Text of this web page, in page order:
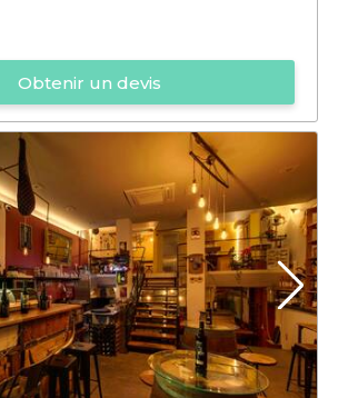
Obtenir un devis